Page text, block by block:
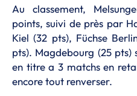
Au classement,
points, suivi de près par
Kiel (32 pts), Füchse
pts). Magdebourg (25 pts)
en titre a 3 matchs en
encore tout renverser.